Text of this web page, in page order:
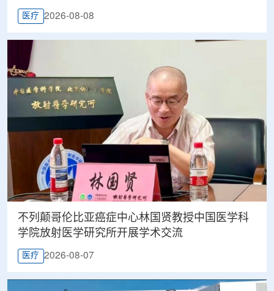
医疗 2026-08-08
不列颠哥伦比亚癌症中心林国贤教授中国医学科
学院放射医学研究所开展学术交流
医疗 2026-08-07